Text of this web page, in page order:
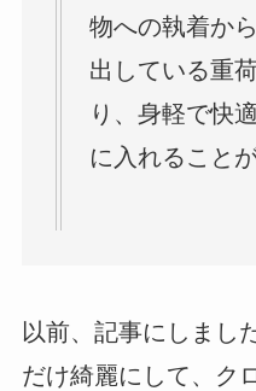
物への執着か
出している重
り、身軽で快
に入れること
以前、記事にしまし
だけ綺麗にして、ク